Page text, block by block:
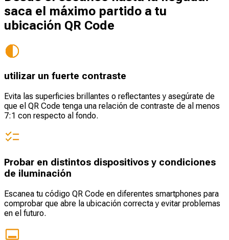
saca el máximo partido a tu
ubicación QR Code
utilizar un fuerte contraste
Evita las superficies brillantes o reflectantes y asegúrate de
que el QR Code tenga una relación de contraste de al menos
7:1 con respecto al fondo.
Probar en distintos dispositivos y condiciones
de iluminación
Escanea tu código QR Code en diferentes smartphones para
comprobar que abre la ubicación correcta y evitar problemas
en el futuro.